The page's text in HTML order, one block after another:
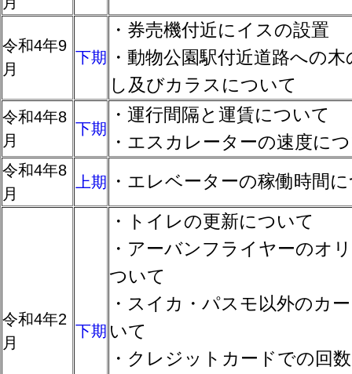
令和4年9
月
下期
・券売機付近にイスの設置
・動物公園駅付近道路への
し及びカラスについて
令和4年8
月
下期
・運行間隔と運賃について
・エスカレーターの速度に
令和4年8
月
上期 ・エレベーターの稼働時間
令和4年2
月
下期
・トイレの更新について
・アーバンフライヤーのオ
ついて
・スイカ・パスモ以外のカ
いて
・クレジットカードでの回